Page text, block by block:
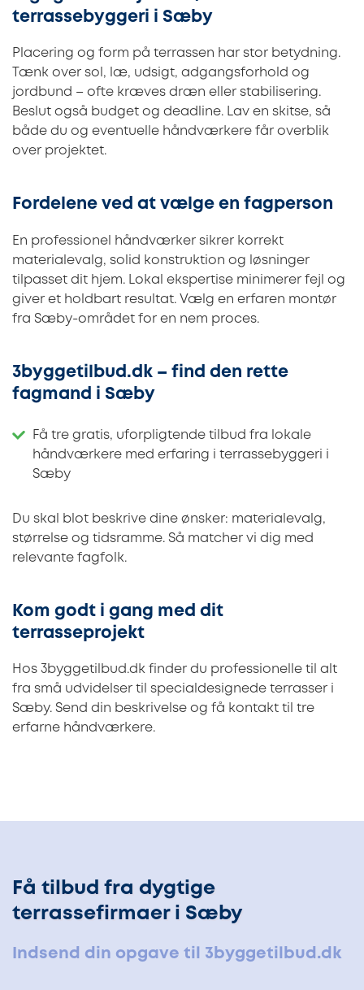
terrassebyggeri i Sæby
Placering og form på terrassen har stor betydning.
Tænk over sol, læ, udsigt, adgangsforhold og
jordbund – ofte kræves dræn eller stabilisering.
Beslut også budget og deadline. Lav en skitse, så
både du og eventuelle håndværkere får overblik
over projektet.
Fordelene ved at vælge en fagperson
En professionel håndværker sikrer korrekt
materialevalg, solid konstruktion og løsninger
tilpasset dit hjem. Lokal ekspertise minimerer fejl og
giver et holdbart resultat. Vælg en erfaren montør
fra Sæby-området for en nem proces.
3byggetilbud.dk – find den rette
fagmand i Sæby
Få tre gratis, uforpligtende tilbud fra lokale
håndværkere med erfaring i terrassebyggeri i
Sæby
Du skal blot beskrive dine ønsker: materialevalg,
størrelse og tidsramme. Så matcher vi dig med
relevante fagfolk.
Kom godt i gang med dit
terrasseprojekt
Hos 3byggetilbud.dk finder du professionelle til alt
fra små udvidelser til specialdesignede terrasser i
Sæby. Send din beskrivelse og få kontakt til tre
erfarne håndværkere.
Få tilbud fra dygtige
terrassefirmaer i Sæby
Indsend din opgave til 3byggetilbud.dk